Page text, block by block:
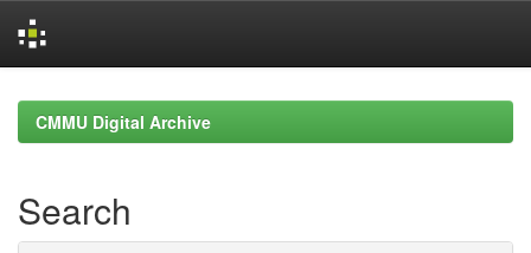
navigationCMMU Digital Archive
Search